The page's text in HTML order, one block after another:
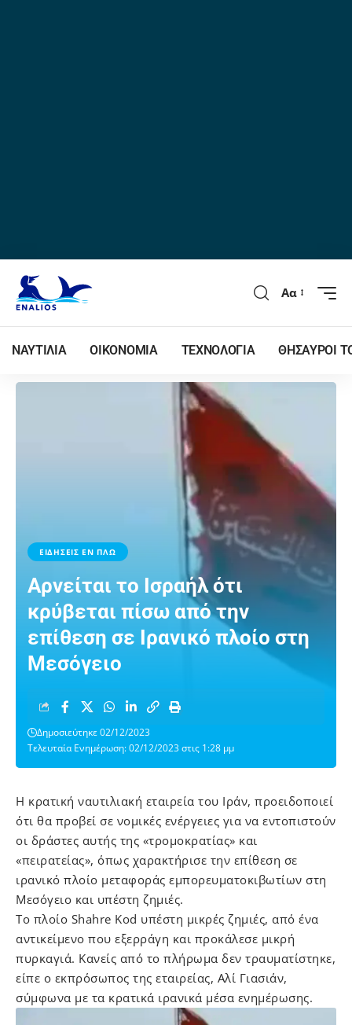
Αα
ΝΑΥΤΙΛΙΑ ΟΙΚΟΝΟΜΙΑ ΤΕΧΝΟΛΟΓΙΑ ΘΗΣΑΥΡΟΙ
ΕΙΔΗΣΕΙΣ ΕΝ ΠΛΩ
Αρνείται το Ισραήλ ότι
κρύβεται πίσω από την
επίθεση σε Ιρανικό πλοίο στη
Μεσόγειο
Τελευταία Ενημέρωση: 02/12/2023 στις 1:28 μμ
Δημοσιεύτηκε 02/12/2023
Η κρατική ναυτιλιακή εταιρεία του Ιράν, προειδοποιεί
ότι θα προβεί σε νομικές ενέργειες για να εντοπιστούν
οι δράστες αυτής της «τρομοκρατίας» και
«πειρατείας», όπως χαρακτήρισε την επίθεση σε
ιρανικό πλοίο μεταφοράς εμπορευματοκιβωτίων στη
Μεσόγειο και υπέστη ζημιές.
Το πλοίο Shahre Kod υπέστη μικρές ζημιές, από ένα
αντικείμενο που εξερράγη και προκάλεσε μικρή
πυρκαγιά. Κανείς από το πλήρωμα δεν τραυματίστηκε,
είπε ο εκπρόσωπος της εταιρείας, Αλί Γιασιάν,
σύμφωνα με τα κρατικά ιρανικά μέσα ενημέρωσης.